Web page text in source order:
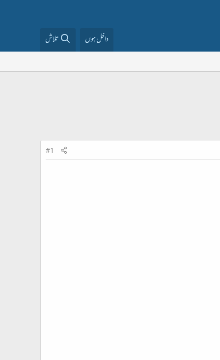
داخل ہوں تلاش
#1